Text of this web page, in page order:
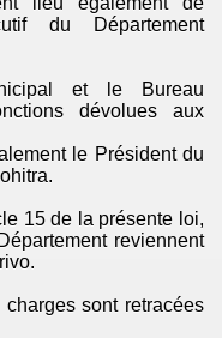
du Département
et le Bureau
dévolues aux
le Président du
.
15 de la présente loi,
reviennent
sont retracées